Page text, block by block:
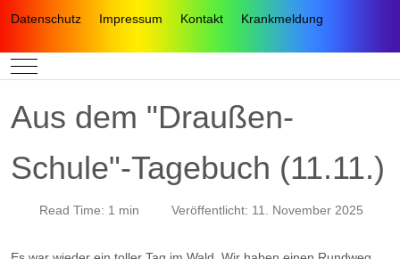
Datenschutz Impressum Kontakt Krankmeldung
Mobile Menu Toggle
Aus dem "Draußen-
Schule"-Tagebuch (11.11.)
Read Time: 1 min Veröffentlicht: 11. November 2025